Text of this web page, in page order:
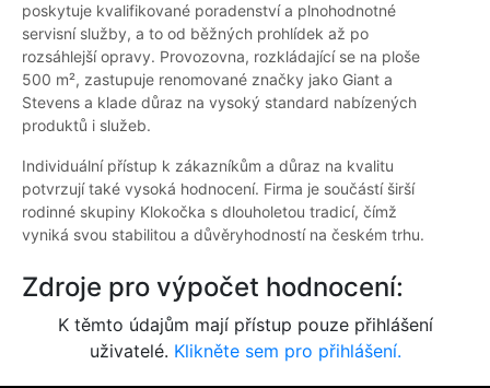
poskytuje kvalifikované poradenství a plnohodnotné
servisní služby, a to od běžných prohlídek až po
rozsáhlejší opravy. Provozovna, rozkládající se na ploše
500 m², zastupuje renomované značky jako Giant a
Stevens a klade důraz na vysoký standard nabízených
produktů i služeb.
Individuální přístup k zákazníkům a důraz na kvalitu
potvrzují také vysoká hodnocení. Firma je součástí širší
rodinné skupiny Klokočka s dlouholetou tradicí, čímž
vyniká svou stabilitou a důvěryhodností na českém trhu.
Zdroje pro výpočet hodnocení:
K těmto údajům mají přístup pouze přihlášení
uživatelé. Klikněte sem pro přihlášení.